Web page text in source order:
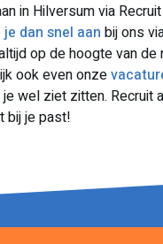
in Hilversum via
je dan snel aan bij ons
op de hoogte van de
ook even onze
wel ziet zitten. Recruit
bij je past!